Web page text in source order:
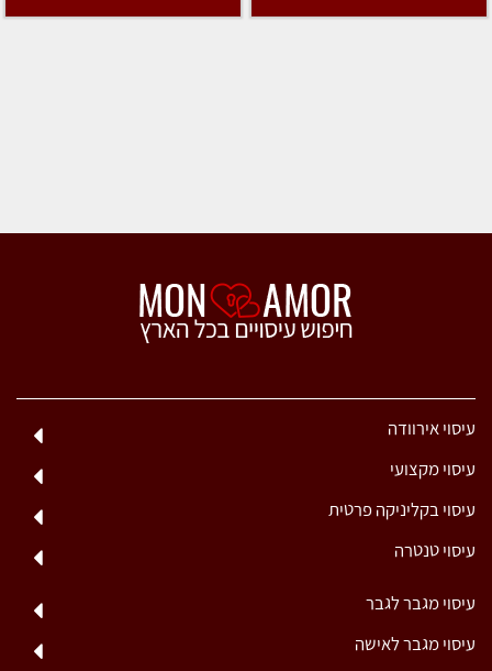
עיסוי אירוודה
עיסוי מקצועי
עיסוי בקליניקה פרטית
עיסוי טנטרה
עיסוי מגבר לגבר
עיסוי מגבר לאישה